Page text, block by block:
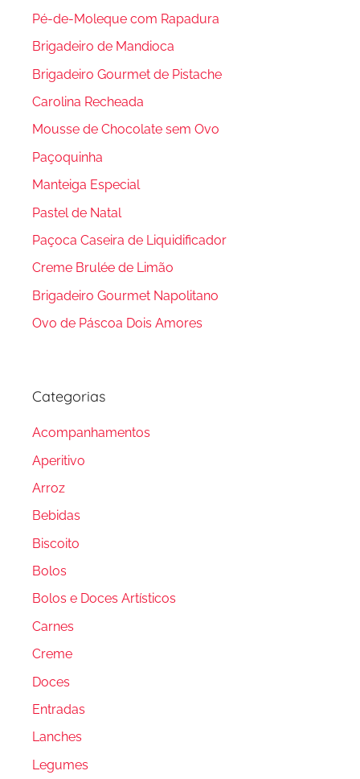
Pé-de-Moleque com Rapadura
Brigadeiro de Mandioca
Brigadeiro Gourmet de Pistache
Carolina Recheada
Mousse de Chocolate sem Ovo
Paçoquinha
Manteiga Especial
Pastel de Natal
Paçoca Caseira de Liquidificador
Creme Brulée de Limão
Brigadeiro Gourmet Napolitano
Ovo de Páscoa Dois Amores
Categorias
Acompanhamentos
Aperitivo
Arroz
Bebidas
Biscoito
Bolos
Bolos e Doces Artísticos
Carnes
Creme
Doces
Entradas
Lanches
Legumes